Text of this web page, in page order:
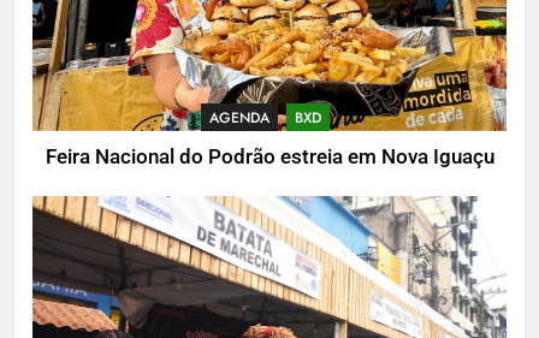
AGENDA BXD
Feira Nacional do Podrão estreia em Nova Iguaçu